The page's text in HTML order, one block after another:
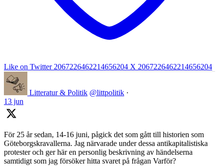
Like on Twitter 2067226462214656204 X 2067226462214656204
Litteratur & Politik @littpolitik ·
13 jun
För 25 år sedan, 14-16 juni, pågick det som gått till historien som
Göteborgskravallerna. Jag närvarade under dessa antikapitalistiska
protester och ger här en personlig beskrivning av händelserna
samtidigt som jag försöker hitta svaret på frågan Varför?